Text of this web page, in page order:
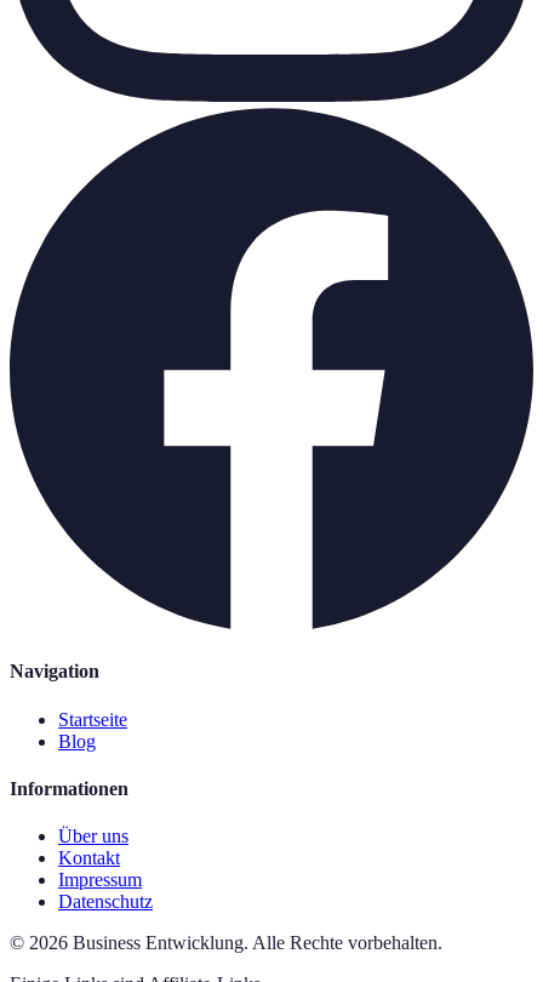
Navigation
Startseite
Blog
Informationen
Über uns
Kontakt
Impressum
Datenschutz
© 2026 Business Entwicklung. Alle Rechte vorbehalten.